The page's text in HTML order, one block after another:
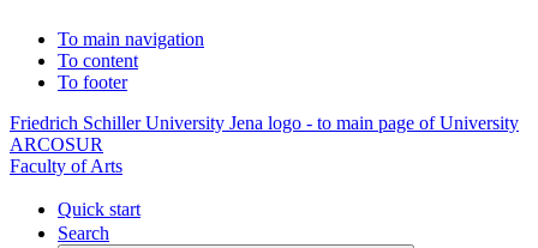
To main navigation
To content
To footer
Friedrich Schiller University Jena logo - to main page of University
ARCOSUR
Faculty of Arts
Quick start
Search